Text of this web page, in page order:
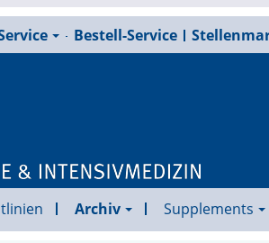
Bestell-Service
Archiv Supplements